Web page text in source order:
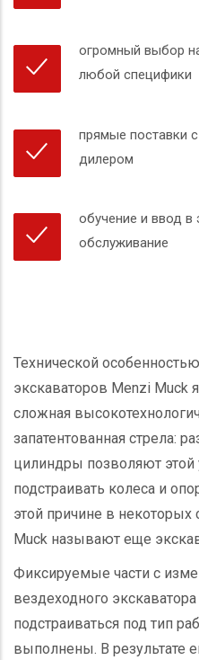
огромный выбор
любой специфики
прямые поставки
дилером
обучение и ввод в
обслуживание
Технической
экскаваторов Menzi Muck
сложная
запатентованная стрела:
цилиндры позволяют
подстраивать колеса и
этой причине в некоторых
Muck называют еще
Фиксируемые части с
вездеходного экскаватора
подстраиваться под тип
выполнены. В результате